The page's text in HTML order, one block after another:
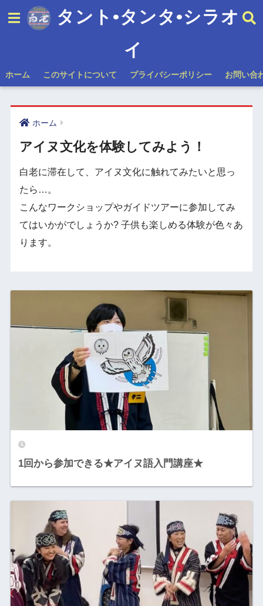
タント•タンタ•シラオ
イ
ホーム このサイトについて プライバシーポリシー お問い合
ホーム
アイヌ文化を体験してみよう！
白老に滞在して、アイヌ文化に触れてみたいと思っ
たら…。
こんなワークショップやガイドツアーに参加してみ
てはいかがでしょうか? 子供も楽しめる体験が色々あ
ります。
1回から参加できる★アイヌ語入門講座★